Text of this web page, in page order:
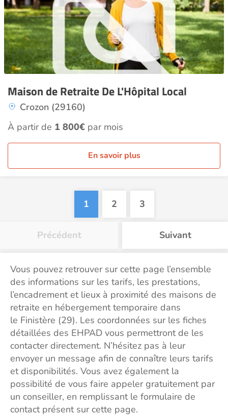
Maison de Retraite De L'Hôpital Local
Crozon (29160)
À partir de 1 800€ par mois
En savoir plus
1 2 3
Précédent Suivant
Vous pouvez retrouver sur cette page l’ensemble
des informations sur les tarifs, les prestations,
l’encadrement et lieux à proximité des maisons de
retraite en hébergement temporaire dans
le Finistère (29). Les coordonnées sur les fiches
détaillées des EHPAD vous permettront de les
contacter directement. N’hésitez pas à leur
envoyer un message afin de connaître leurs tarifs
et disponibilités. Vous avez également la
possibilité de vous faire appeler gratuitement par
un conseiller, en remplissant le formulaire de
contact présent sur cette page.